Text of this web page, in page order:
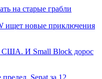
на старые грабли
ищет новые приключения
США. И Small Block дорос
Senat за 12